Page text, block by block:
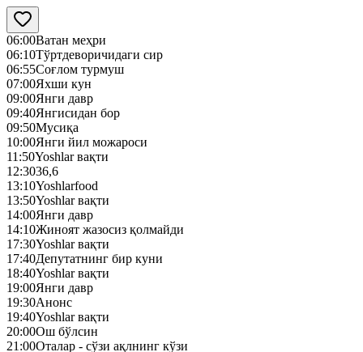
06:00Ватан меҳри
06:10Тўртдеворичидаги сир
06:55Соғлом турмуш
07:00Яхши кун
09:00Янги давр
09:40Янгисидан бор
09:50Mусиқа
10:00Янги йил можароси
11:50Yoshlar вақти
12:3036,6
13:10Yoshlarfood
13:50Yoshlar вақти
14:00Янги давр
14:10Жиноят жазосиз қолмайди
17:30Yoshlar вақти
17:40Депутатнинг бир куни
18:40Yoshlar вақти
19:00Янги давр
19:30Анонс
19:40Yoshlar вақти
20:00Ош бўлсин
21:00Оталар - сўзи ақлнинг кўзи